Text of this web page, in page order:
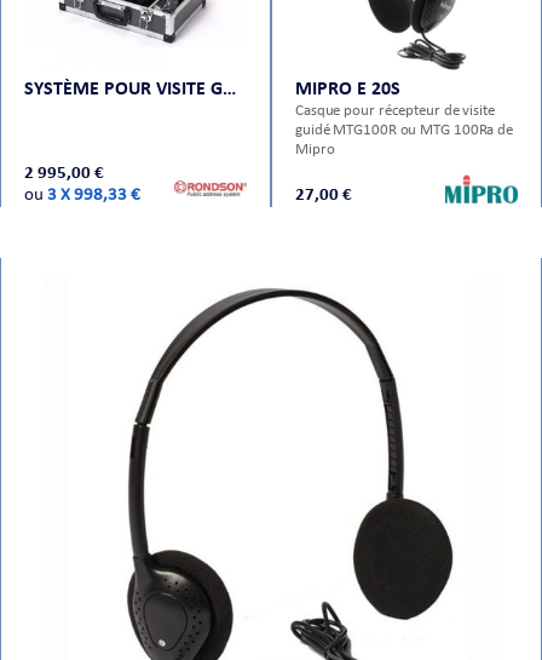
SYSTÈME POUR VISITE GUIDÉE WT-300E
2 995,00 €
ou 3 X 998,33 €
MIPRO E 20S
Casque pour récepteur de visite
guidé MTG100R ou MTG 100Ra de
Mipro
27,00 €